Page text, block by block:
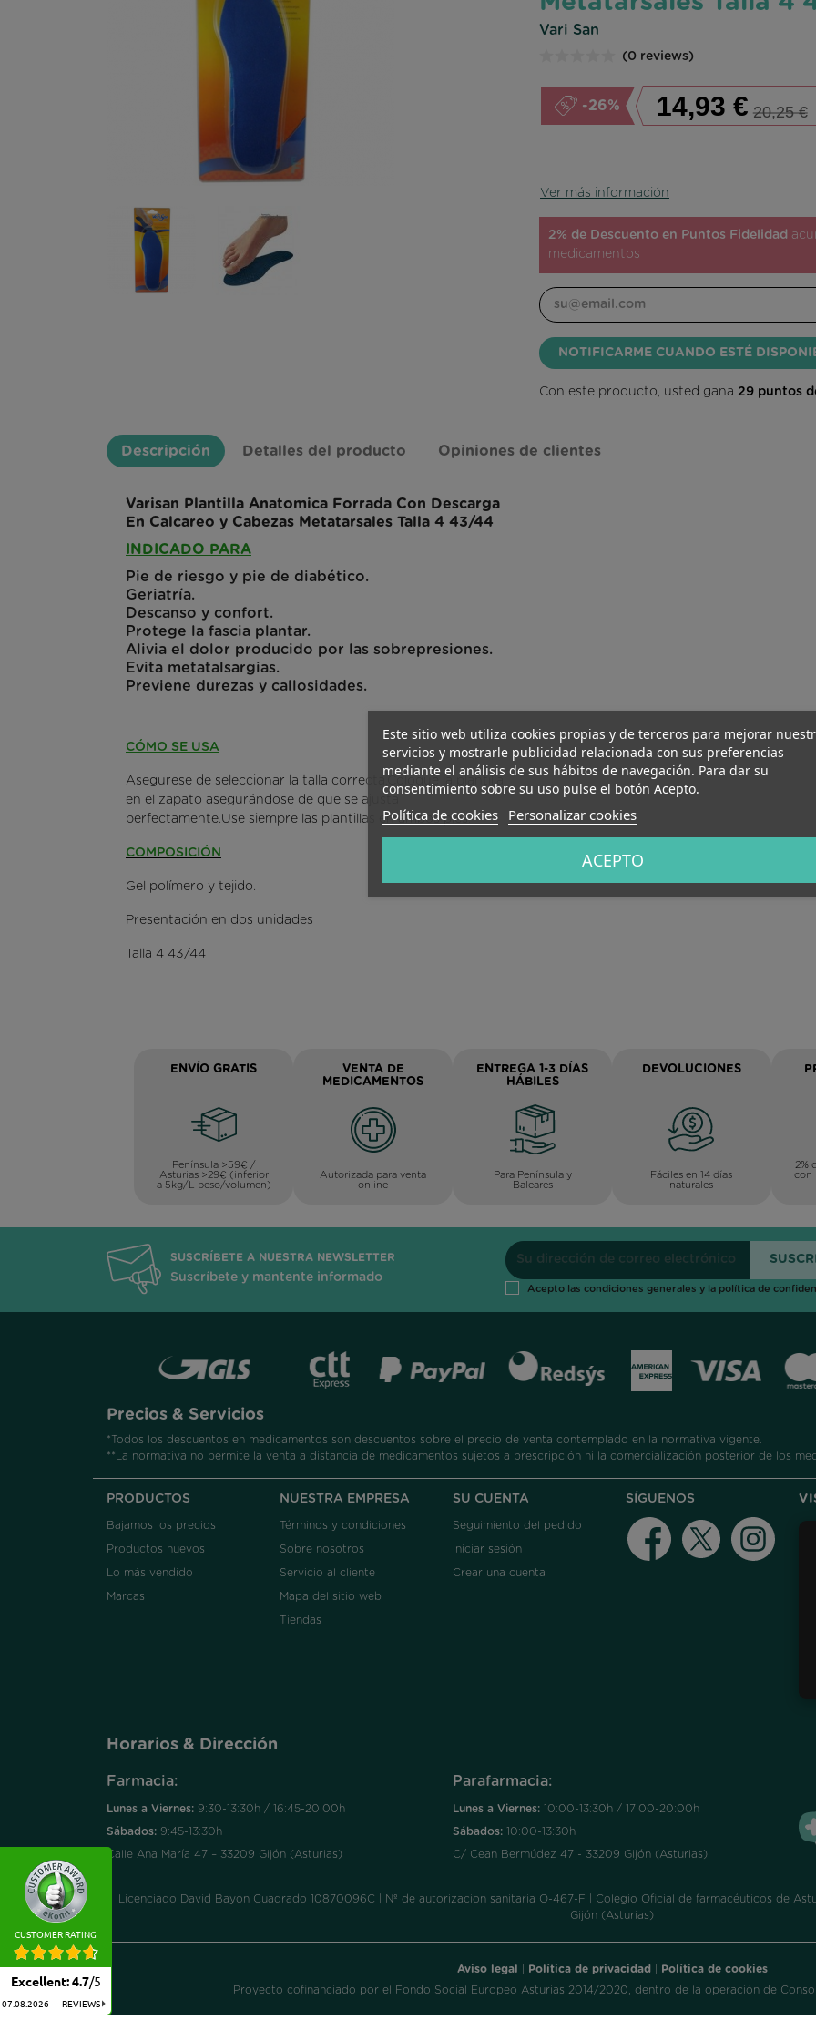
Este sitio web utiliza cookies propias y de terceros para mejorar
servicios y mostrarle publicidad relacionada con sus preferencias
mediante el análisis de sus hábitos de navegación. Para dar su
consentimiento sobre su uso pulse el botón Acepto.
Política de cookies Personalizar cookies
ACEPTO
Vari San
(0 reviews)
-26% 14,93 € 20,25 €
Ver más información
2% de Descuento en Puntos Fidelidad
medicamentos
NOTIFICARME CUANDO ESTÉ
Con este producto, usted gana 29 puntos
Descripción Detalles del producto Opiniones de clientes
Varisan Plantilla Anatomica Forrada Con Descarga
En Calcareo y Cabezas Metatarsales Talla 4 43/44
INDICADO PARA
Pie de riesgo y pie de diabético.
Geriatría.
Descanso y confort.
Protege la fascia plantar.
Alivia el dolor producido por las sobrepresiones.
Evita metatalsargias.
Previene durezas y callosidades.
CÓMO SE USA
Asegurese de seleccionar la talla correcta.Coloque la plantilla
en el zapato asegurándose de que se ajusta
perfectamente.Use siempre las plantillas en ambos pies.
COMPOSICIÓN
Gel polímero y tejido.
Presentación en dos unidades
Talla 4 43/44
ENVÍO GRATIS
Península >59€ /
Asturias >29€ (inferior
a 5kg/L peso/volumen)
VENTA DE
MEDICAMENTOS
Autorizada para venta
online
ENTREGA 1-3 DÍAS
HÁBILES
Para Península y
Baleares
DEVOLUCIONES
Fáciles en 14 días
naturales
2%
con
CUSTOMER RATING
Excellent: 4.7/5
07.08.2026 REVIEWS
SUSCRÍBETE A NUESTRA NEWSLETTER
Suscríbete y mantente informado
Acepto las condiciones generales y la política de
Precios & Servicios
*Todos los descuentos en medicamentos son descuentos sobre el precio de venta contemplado en la normativa vigente.
**La normativa no permite la venta a distancia de medicamentos sujetos a prescripción ni la comercialización posterior de los
PRODUCTOS
Bajamos los precios
Productos nuevos
Lo más vendido
Marcas
NUESTRA EMPRESA
Términos y condiciones
Sobre nosotros
Servicio al cliente
Mapa del sitio web
Tiendas
SU CUENTA
Seguimiento del pedido
Iniciar sesión
Crear una cuenta
SÍGUENOS
Facebook Twitter
Horarios & Dirección
Farmacia:
Lunes a Viernes: 9:30-13:30h / 16:45-20:00h
Sábados: 9:45-13:30h
Calle Ana María 47 – 33209 Gijón (Asturias)
Parafarmacia:
Lunes a Viernes:10:00-13:30h / 17:00-20:00h
Sábados:10:00-13:30h
C/ Cean Bermúdez 47 - 33209 Gijón (Asturias)
Licenciado David Bayon Cuadrado 10870096C | Nº de autorizacion sanitaria O-467-F | Colegio Oficial de farmacéuticos de
Gijón (Asturias)
Aviso legal Política de privacidad
Política de cookies
Proyecto cofinanciado por el Fondo Social Europeo Asturias 2014/2020, dentro de la operación de